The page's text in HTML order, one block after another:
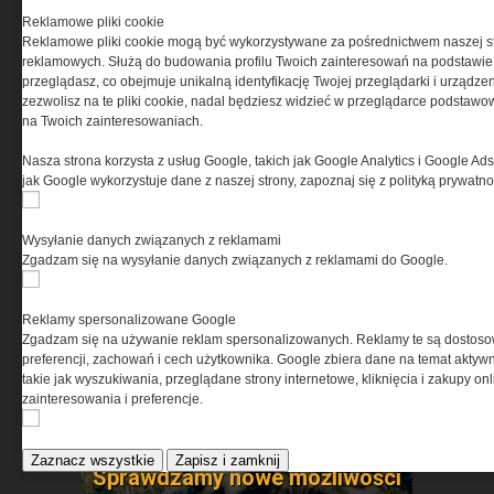
Co zapewni maksymalną
skuteczność po zmroku »
Sprawdzamy nowe możliwości
Reklamowe pliki cookie
Reklamowe pliki cookie mogą być wykorzystywane za pośrednictwem naszej
reklamowych. Służą do budowania profilu Twoich zainteresowań na
przeglądasz, co obejmuje unikalną identyfikację Twojej przeglądarki i
zezwolisz na te pliki cookie, nadal będziesz widzieć w przeglądarce
na Twoich zainteresowaniach.
Nasza strona korzysta z usług Google, takich jak Google Analytics i Google
jak Google wykorzystuje dane z naszej strony, zapoznaj się z polityką
Wysyłanie danych związanych z reklamami
Zgadzam się na wysyłanie danych związanych z reklamami do Google.
Reklamy spersonalizowane Google
Zgadzam się na używanie reklam spersonalizowanych. Reklamy te są
preferencji, zachowań i cech użytkownika. Google zbiera dane na temat
takie jak wyszukiwania, przeglądane strony internetowe, kliknięcia i zakupy
zainteresowania i preferencje.
Zaznacz wszystkie Zapisz i zamknij